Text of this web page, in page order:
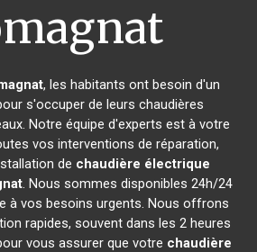
, les habitants ont besoin d'un
s'occuper de leurs chaudières
Notre équipe d'experts est à votre
vos interventions de réparation,
de chaudière électrique
. Nous sommes disponibles 24h/24
à vos besoins urgents. Nous offrons
rapides, souvent dans les 2 heures
vous assurer que votre chaudière